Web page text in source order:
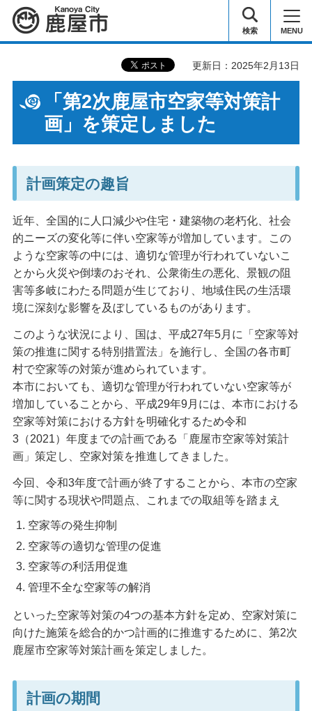
鹿屋市 検索 MENU
更新日：2025年2月13日
「第2次鹿屋市空家等対策計
画」を策定しました
計画策定の趣旨
近年、全国的に人口減少や住宅・建築物の老朽化、社会
的ニーズの変化等に伴い空家等が増加しています。この
ような空家等の中には、適切な管理が行われていないこ
とから火災や倒壊のおそれ、公衆衛生の悪化、景観の阻
害等多岐にわたる問題が生じており、地域住民の生活環
境に深刻な影響を及ぼしているものがあります。
このような状況により、国は、平成27年5月に「空家等対
策の推進に関する特別措置法」を施行し、全国の各市町
村で空家等の対策が進められています。
本市においても、適切な管理が行われていない空家等が
増加していることから、平成29年9月には、本市における
空家等対策における方針を明確化するため令和
3（2021）年度までの計画である「鹿屋市空家等対策計
画」策定し、空家対策を推進してきました。
今回、令和3年度で計画が終了することから、本市の空家
等に関する現状や問題点、これまでの取組等を踏まえ
空家等の発生抑制
空家等の適切な管理の促進
空家等の利活用促進
管理不全な空家等の解消
といった空家等対策の4つの基本方針を定め、空家対策に
向けた施策を総合的かつ計画的に推進するために、第2次
鹿屋市空家等対策計画を策定しました。
計画の期間